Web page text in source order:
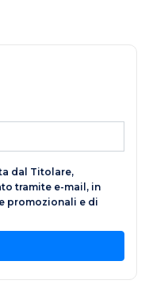
dal Titolare,
tramite e-mail, in
promozionali e di